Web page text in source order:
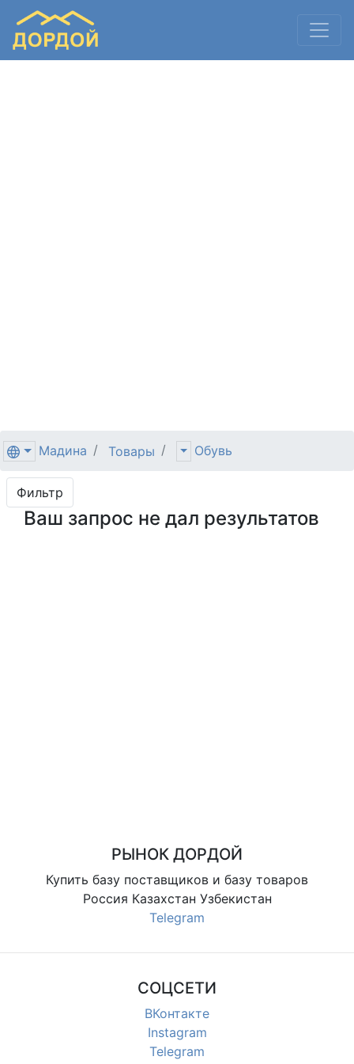
Мадина Товары Обувь
Фильтр
Ваш запрос не дал результатов
РЫНОК ДОРДОЙ
Купить базу поставщиков и базу товаров
Россия Казахстан Узбекистан
Telegram
СОЦСЕТИ
ВКонтакте
Instagram
Telegram